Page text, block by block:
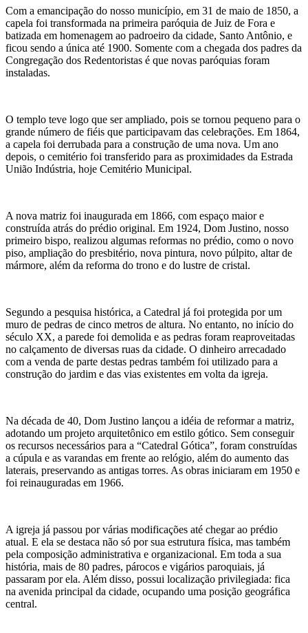
Com a emancipação do nosso município, em 31 de maio de 1850, a
capela foi transformada na primeira paróquia de Juiz de Fora e
batizada em homenagem ao padroeiro da cidade, Santo Antônio, e
ficou sendo a única até 1900. Somente com a chegada dos padres da
Congregação dos Redentoristas é que novas paróquias foram
instaladas.
O templo teve logo que ser ampliado, pois se tornou pequeno para o
grande número de fiéis que participavam das celebrações. Em 1864,
a capela foi derrubada para a construção de uma nova. Um ano
depois, o cemitério foi transferido para as proximidades da Estrada
União Indústria, hoje Cemitério Municipal.
A nova matriz foi inaugurada em 1866, com espaço maior e
construída atrás do prédio original. Em 1924, Dom Justino, nosso
primeiro bispo, realizou algumas reformas no prédio, como o novo
piso, ampliação do presbitério, nova pintura, novo púlpito, altar de
mármore, além da reforma do trono e do lustre de cristal.
Segundo a pesquisa histórica, a Catedral já foi protegida por um
muro de pedras de cinco metros de altura. No entanto, no início do
século XX, a parede foi demolida e as pedras foram reaproveitadas
no calçamento de diversas ruas da cidade. O dinheiro arrecadado
com a venda de parte destas pedras também foi utilizado para a
construção do jardim e das vias existentes em volta da igreja.
Na década de 40, Dom Justino lançou a idéia de reformar a matriz,
adotando um projeto arquitetônico em estilo gótico. Sem conseguir
os recursos necessários para a “Catedral Gótica”, foram construídas
a cúpula e as varandas em frente ao relógio, além do aumento das
laterais, preservando as antigas torres. As obras iniciaram em 1950 e
foi reinauguradas em 1966.
A igreja já passou por várias modificações até chegar ao prédio
atual. E ela se destaca não só por sua estrutura física, mas também
pela composição administrativa e organizacional. Em toda a sua
história, mais de 80 padres, párocos e vigários paroquiais, já
passaram por ela. Além disso, possui localização privilegiada: fica
na avenida principal da cidade, ocupando uma posição geográfica
central.